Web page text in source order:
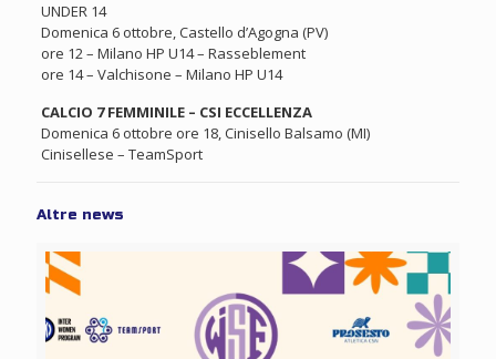
UNDER 14
Domenica 6 ottobre, Castello d’Agogna (PV)
ore 12 – Milano HP U14 – Rasseblement
ore 14 – Valchisone – Milano HP U14
CALCIO 7 FEMMINILE – CSI ECCELLENZA
Domenica 6 ottobre ore 18, Cinisello Balsamo (MI)
Cinisellese – TeamSport
Altre news